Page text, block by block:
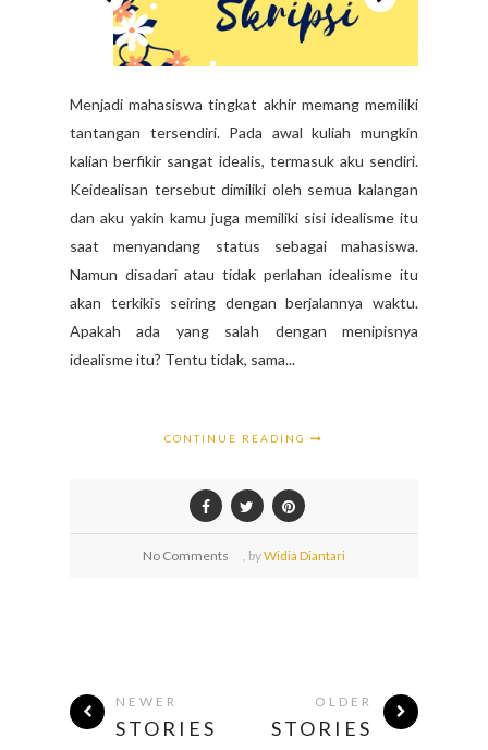
Menjadi mahasiswa tingkat akhir memang memiliki
tantangan tersendiri. Pada awal kuliah mungkin
kalian berfikir sangat idealis, termasuk aku sendiri.
Keidealisan tersebut dimiliki oleh semua kalangan
dan aku yakin kamu juga memiliki sisi idealisme itu
saat menyandang status sebagai mahasiswa.
Namun disadari atau tidak perlahan idealisme itu
akan terkikis seiring dengan berjalannya waktu.
Apakah ada yang salah dengan menipisnya
idealisme itu? Tentu tidak, sama...
CONTINUE READING
No Comments byWidia Diantari
NEWER
STORIES
OLDER
STORIES